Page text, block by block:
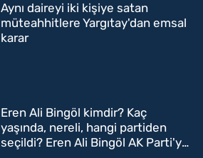
Aynı daireyi iki kişiye satan
müteahhitlere Yargıtay'dan emsal
karar
Eren Ali Bingöl kimdir? Kaç
yaşında, nereli, hangi partiden
seçildi? Eren Ali Bingöl AK Parti'ye